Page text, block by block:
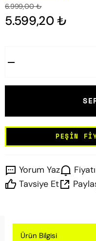
6.999,00 ₺
5.599,20 ₺
PEŞIN
Yorum Yaz
Tavsiye Et
Ürün Bilgisi